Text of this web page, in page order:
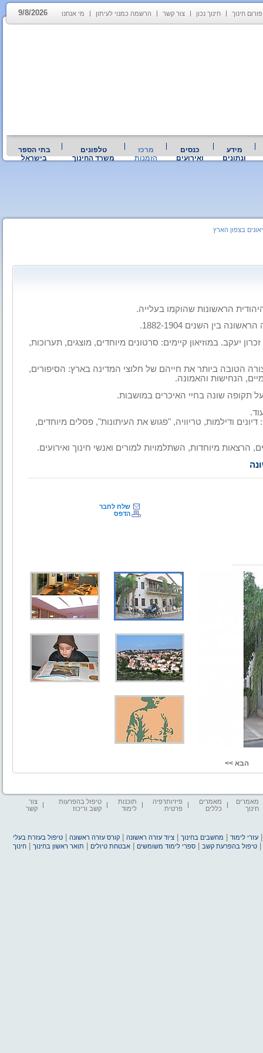
פורום חינוך חינוך נכון צור קשר הרשמה כמנוי לעיתון מי אנחנו 9/8/2026
מידע
ונתונים
כנסים
ואירועים
מרכז
הזמנות
טלפונים
משרד החינוך
בתי הספר
בישראל
בצפון הארץ
הראשונות שהוקמו בעלייה.
בין השנים 1882-1904.
יעקב. במוזיאון קיימים: סרטונים מיוחדים, מוצגים, תערוכות,
הטובה ביותר את חייהם של חלוצי המדינה בארץ: הסיפורים,
הנחישות והאמונה.
תקופה שונה בחיי האיכרים במושבות.
ודילמות, טריוויה, "פגוש את העיתונות", פסלים מיוחדים,
הרצאות מיוחדות, השתלמויות למורים ואנשי חינוך ואירועים.
שלח לחבר
הדפס
מאמרים
חינוך
מאמרים
כללים
פיזיותרפיה
פרטית
תוכנות
לימוד
טיפול בהפרעות
קשב וריכוז
צור
קשר
עזרי לימוד מחשבים בחינוך |ציוד עזרה ראשונה |קורס עזרה ראשונה |טיפול בעזרת בעלי
|טיפול בהפרעת קשב |ספרי לימוד משומשים |אבטחת טיולים תואר ראשון בחינוך |חינוך